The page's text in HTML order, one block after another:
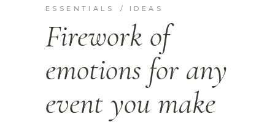
ESSENTIALS IDEAS
Firework of
emotions for any
event you make